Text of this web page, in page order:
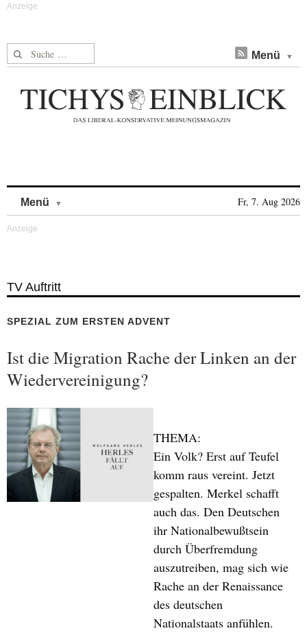
Suche nach: Menü
Menü Fr, 7. Aug 2026
TV Auftritt
SPEZIAL ZUM ERSTEN ADVENT
Ist die Migration Rache der Linken an der
Wiedervereinigung?
THEMA:
Ein Volk? Erst auf Teufel
komm raus vereint. Jetzt
gespalten. Merkel schafft
auch das. Den Deutschen
ihr Nationalbewußtsein
durch Überfremdung
auszutreiben, mag sich wie
Rache an der Renaissance
des deutschen
Nationalstaats anfühlen.